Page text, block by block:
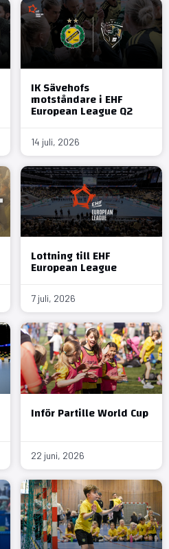
IK Sävehofs
motståndare i EHF
European League Q2
14 juli, 2026
Lottning till EHF
European League
7 juli, 2026
Inför Partille World Cup
22 juni, 2026